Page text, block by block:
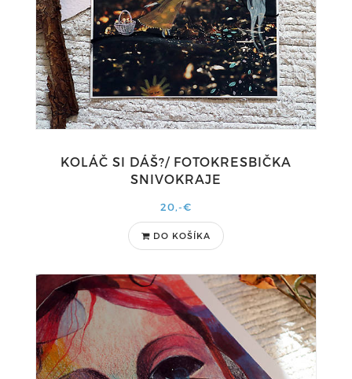
KOLÁČ SI DÁŠ?/ FOTOKRESBIČKA
SNIVOKRAJE
20,-€
DO KOŠÍKA